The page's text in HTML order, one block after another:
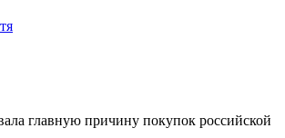
главную причину покупок российской